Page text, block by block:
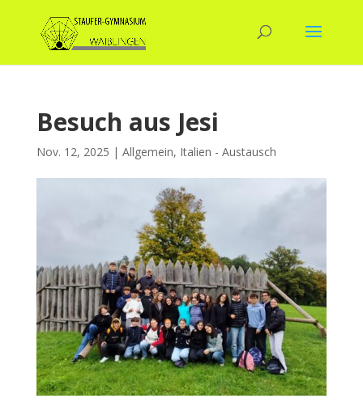
Besuch aus Jesi
Nov. 12, 2025 | Allgemein, Italien - Austausch